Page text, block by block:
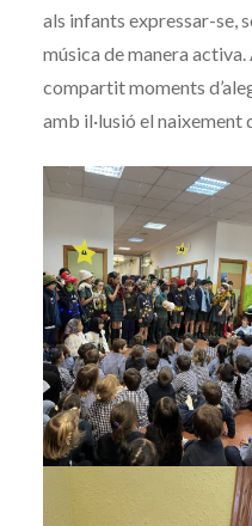
als infants expressar-se,
música de manera
compartit moments
amb il·lusió el naixement